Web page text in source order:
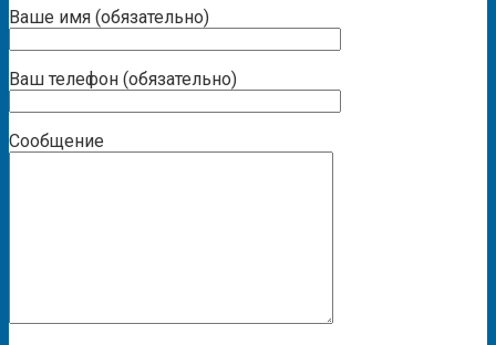
Ваше имя (обязательно)
Ваш телефон (обязательно)
Сообщение